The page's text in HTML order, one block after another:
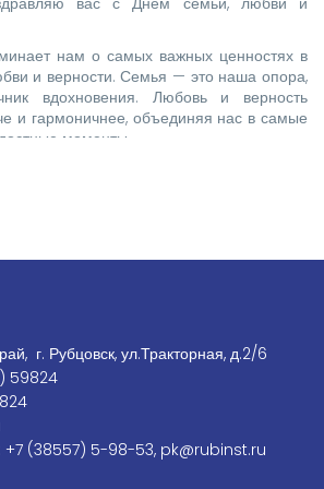
нам о самых важных ценностях в
и верности. Семья — это наша опора,
вдохновения. Любовь и верность
и гармоничнее, объединяя нас в самые
моменты.
г. Рубцовск, ул.Тракторная, д.2/6
59824
+7 (38557) 5-98-53, pk@rubinst.ru